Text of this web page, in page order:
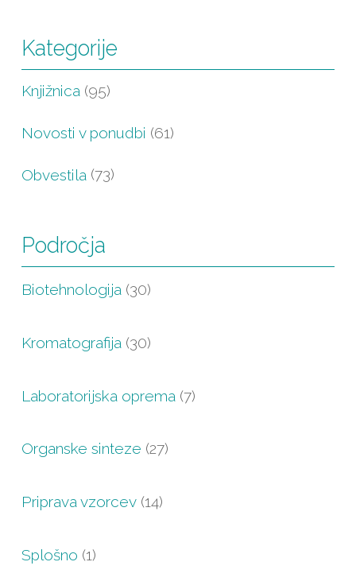
Kategorije
Knjižnica (95)
Novosti v ponudbi (61)
Obvestila (73)
Področja
Biotehnologija (30)
Kromatografija (30)
Laboratorijska oprema (7)
Organske sinteze (27)
Priprava vzorcev (14)
Splošno (1)